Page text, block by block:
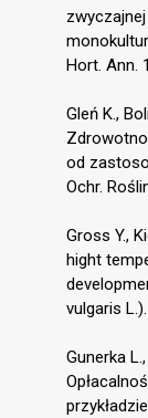
Hort. Ann.
Gleń K.,
od
Ochr.
Gross Y.,
hight
vulgaris
Gunerka